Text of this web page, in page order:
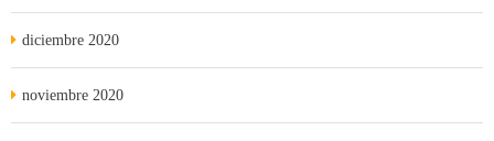
diciembre 2020
noviembre 2020